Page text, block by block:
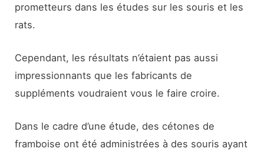
prometteurs dans les études sur les souris et les
rats.
Cependant, les résultats n’étaient pas aussi
impressionnants que les fabricants de
suppléments voudraient vous le faire croire.
Dans le cadre d’une étude, des cétones de
framboise ont été administrées à des souris ayant